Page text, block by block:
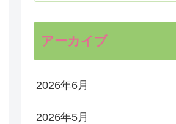
アーカイブ
2026年6月
2026年5月